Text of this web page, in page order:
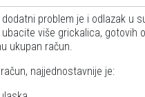
problem je i odlazak u
više grickalica, gotovih
ukupan račun.
najjednostavnije je: